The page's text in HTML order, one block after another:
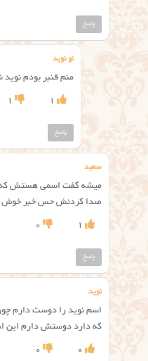
پاسخ
نو نوید
منم قنبر بودم
1
1
پاسخ
سعید
میشه گفت اسمی هستش که
صدا کردنش حس خبر خوش
1
0
پاسخ
نوید
اسم نوید را دوست دارم
که دارد دوستش دارم این
0
0